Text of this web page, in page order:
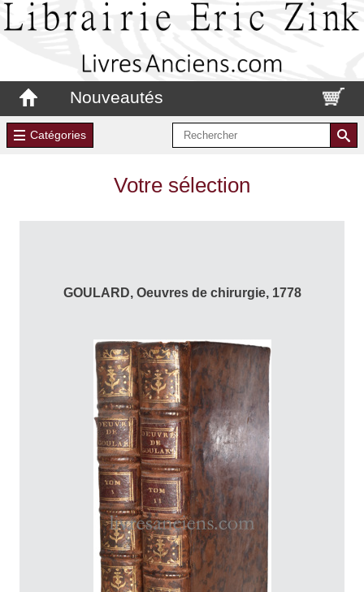
Nouveautés
Catégories
Votre sélection
GOULARD, Oeuvres de chirurgie, 1778